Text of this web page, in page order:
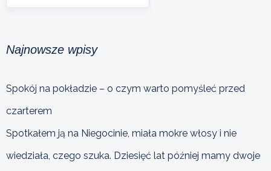
Najnowsze wpisy
Spokój na pokładzie – o czym warto pomyśleć przed
czarterem
Spotkałem ją na Niegocinie, miała mokre włosy i nie
wiedziała, czego szuka. Dziesięć lat później mamy dwoje